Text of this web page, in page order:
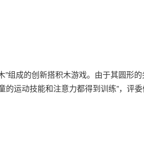
组成的创新搭积木游戏。由于其圆形
运动技能和注意力都得到训练”，评委